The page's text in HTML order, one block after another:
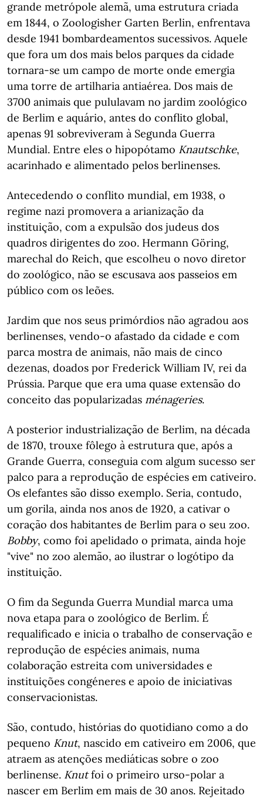
grande metrópole alemã, uma estrutura criada
em 1844, o Zoologisher Garten Berlin, enfrentava
desde 1941 bombardeamentos sucessivos. Aquele
que fora um dos mais belos parques da cidade
tornara-se um campo de morte onde emergia
uma torre de artilharia antiaérea. Dos mais de
3700 animais que pululavam no jardim zoológico
de Berlim e aquário, antes do conflito global,
apenas 91 sobreviveram à Segunda Guerra
Mundial. Entre eles o hipopótamo Knautschke,
acarinhado e alimentado pelos berlinenses.
Antecedendo o conflito mundial, em 1938, o
regime nazi promovera a arianização da
instituição, com a expulsão dos judeus dos
quadros dirigentes do zoo. Hermann Göring,
marechal do Reich, que escolheu o novo diretor
do zoológico, não se escusava aos passeios em
público com os leões.
Jardim que nos seus primórdios não agradou aos
berlinenses, vendo-o afastado da cidade e com
parca mostra de animais, não mais de cinco
dezenas, doados por Frederick William IV, rei da
Prússia. Parque que era uma quase extensão do
conceito das popularizadas ménageries.
A posterior industrialização de Berlim, na década
de 1870, trouxe fôlego à estrutura que, após a
Grande Guerra, conseguia com algum sucesso ser
palco para a reprodução de espécies em cativeiro.
Os elefantes são disso exemplo. Seria, contudo,
um gorila, ainda nos anos de 1920, a cativar o
coração dos habitantes de Berlim para o seu zoo.
Bobby, como foi apelidado o primata, ainda hoje
"vive" no zoo alemão, ao ilustrar o logótipo da
instituição.
O fim da Segunda Guerra Mundial marca uma
nova etapa para o zoológico de Berlim. É
requalificado e inicia o trabalho de conservação e
reprodução de espécies animais, numa
colaboração estreita com universidades e
instituições congéneres e apoio de iniciativas
conservacionistas.
São, contudo, histórias do quotidiano como a do
pequeno Knut, nascido em cativeiro em 2006, que
atraem as atenções mediáticas sobre o zoo
berlinense. Knutfoi o primeiro urso-polar a
nascer em Berlim em mais de 30 anos. Rejeitado